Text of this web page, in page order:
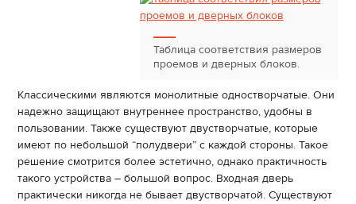
Таблица соответствия размеров
проемов и дверных блоков.
Классическими являются монолитные одностворчатые. Они
надежно защищают внутреннее пространство, удобны в
пользовании. Также существуют двустворчатые, которые
имеют по небольшой “полудвери” с каждой стороны. Такое
решение смотрится более эстетично, однако практичность
такого устройства – большой вопрос. Входная дверь
практически никогда не бывает двустворчатой. Существуют